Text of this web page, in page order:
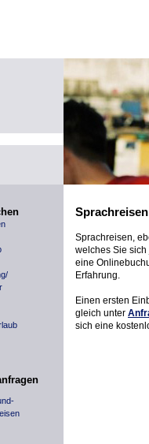
Sprachreisen,
welches Sie
eine
Erfahrung.
Einen ersten
gleich unter
sich eine